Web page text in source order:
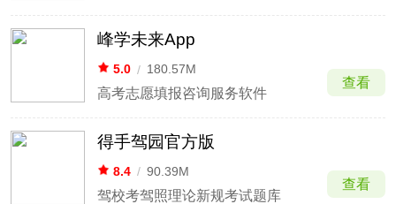
峰学未来App
5.0 / 180.57M
高考志愿填报咨询服务软件
查看
得手驾园官方版
8.4 / 90.39M
驾校考驾照理论新规考试题库
查看